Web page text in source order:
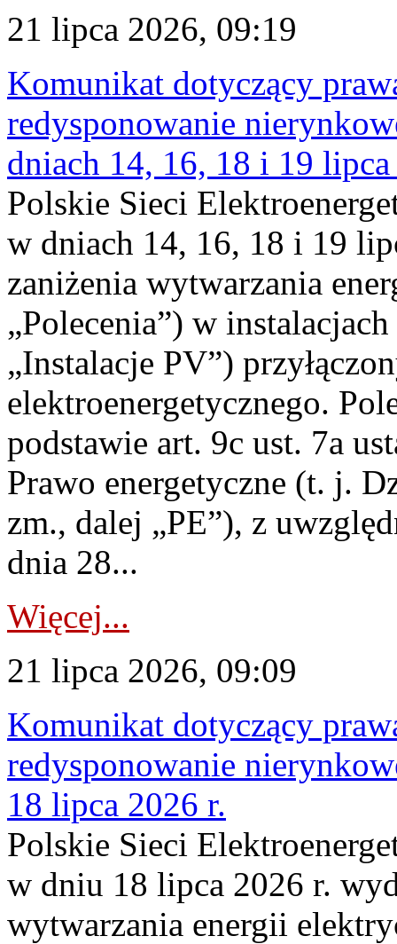
21 lipca 2026, 09:19
Komunikat dotyczący
redysponowanie
dniach 14, 16, 18 i 19
Polskie Sieci
w dniach 14, 16, 18 i 19
zaniżenia wytwarzania
„Polecenia”) w
„Instalacje PV”)
elektroenergetycznego.
podstawie art. 9c ust. 7a
Prawo energetyczne (t. j.
zm., dalej „PE”), z
dnia 28...
Więcej...
21 lipca 2026, 09:09
Komunikat dotyczący
redysponowanie
18 lipca 2026 r.
Polskie Sieci
w dniu 18 lipca 2026 r.
wytwarzania energii